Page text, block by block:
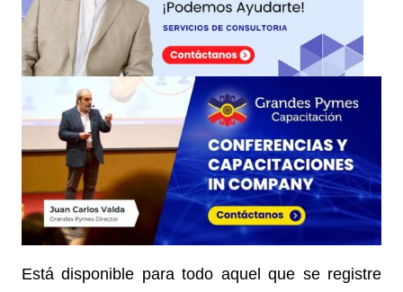
Está disponible para todo aquel que se registre